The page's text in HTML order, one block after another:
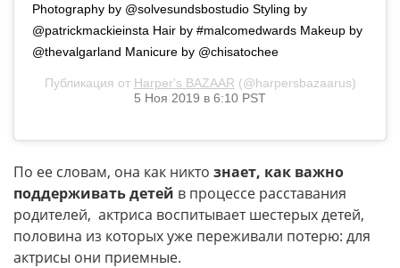
Photography by @solvesundsbostudio Styling by
@patrickmackieinsta Hair by #malcomedwards Makeup by
@thevalgarland Manicure by @chisatochee
Публикация от Harper's BAZAAR (@harpersbazaarus)
5 Ноя 2019 в 6:10 PST
По ее словам, она как никто знает, как важно
поддерживать детей в процессе расставания
родителей, актриса воспитывает шестерых детей,
половина из которых уже переживали потерю: для
актрисы они приемные.